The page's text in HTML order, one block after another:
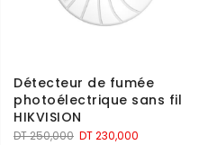
Détecteur de fumée
photoélectrique sans fil
HIKVISION
DT250,000 Le
DT230,000